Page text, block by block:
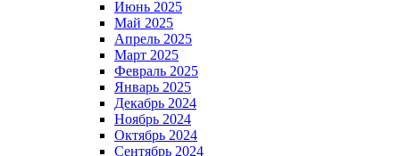
Июнь 2025
Май 2025
Апрель 2025
Март 2025
Февраль 2025
Январь 2025
Декабрь 2024
Ноябрь 2024
Октябрь 2024
Сентябрь 2024